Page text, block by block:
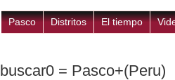
Pasco Distritos El tiempo
buscar0 = Pasco+(Peru)